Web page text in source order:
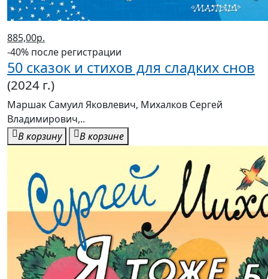
885,00р.
-40% после регистрации
50 сказок и стихов для сладких снов
(2024 г.)
Маршак Самуил Яковлевич, Михалков Сергей
Владимирович,..
В корзину
В корзине